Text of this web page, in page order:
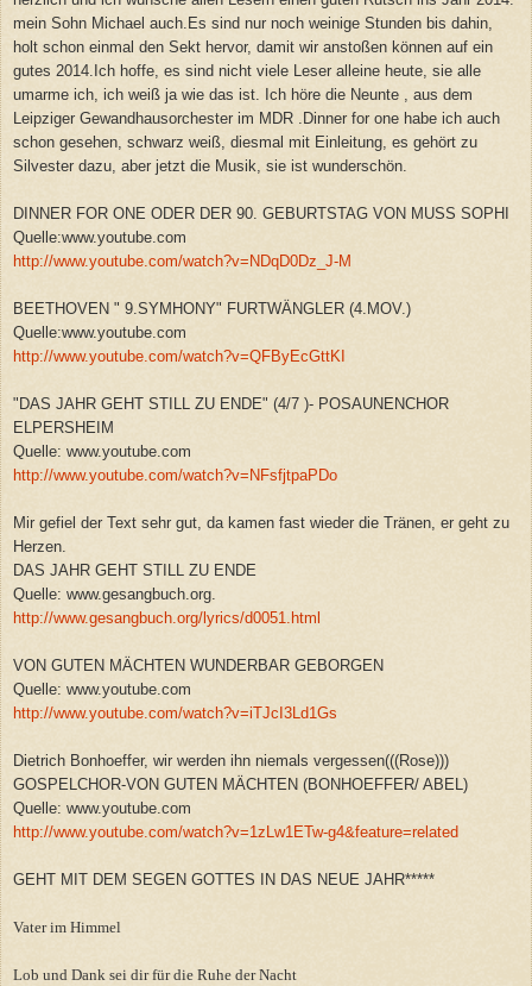
mein Sohn Michael auch.Es sind nur noch weinige Stunden bis dahin,
holt schon einmal den Sekt hervor, damit wir anstoßen können auf ein
gutes 2014.Ich hoffe, es sind nicht viele Leser alleine heute, sie alle
umarme ich, ich weiß ja wie das ist. Ich höre die Neunte , aus dem
Leipziger Gewandhausorchester im MDR .Dinner for one habe ich auch
schon gesehen, schwarz weiß, diesmal mit Einleitung, es gehört zu
Silvester dazu, aber jetzt die Musik, sie ist wunderschön.
DINNER FOR ONE ODER DER 90. GEBURTSTAG VON MUSS SOPHI
Quelle:www.youtube.com
http://www.youtube.com/watch?v=NDqD0Dz_J-M
BEETHOVEN " 9.SYMHONY" FURTWÄNGLER (4.MOV.)
Quelle:www.youtube.com
http://www.youtube.com/watch?v=QFByEcGttKI
"DAS JAHR GEHT STILL ZU ENDE" (4/7 )- POSAUNENCHOR
ELPERSHEIM
Quelle: www.youtube.com
http://www.youtube.com/watch?v=NFsfjtpaPDo
Mir gefiel der Text sehr gut, da kamen fast wieder die Tränen, er geht zu
Herzen.
DAS JAHR GEHT STILL ZU ENDE
Quelle: www.gesangbuch.org.
http://www.gesangbuch.org/lyrics/d0051.html
VON GUTEN MÄCHTEN WUNDERBAR GEBORGEN
Quelle: www.youtube.com
http://www.youtube.com/watch?v=iTJcI3Ld1Gs
Dietrich Bonhoeffer, wir werden ihn niemals vergessen(((Rose)))
GOSPELCHOR-VON GUTEN MÄCHTEN (BONHOEFFER/ ABEL)
Quelle: www.youtube.com
http://www.youtube.com/watch?v=1zLw1ETw-g4&feature=related
GEHT MIT DEM SEGEN GOTTES IN DAS NEUE JAHR*****
Vater im Himmel
Lob und Dank sei dir für die Ruhe der Nacht